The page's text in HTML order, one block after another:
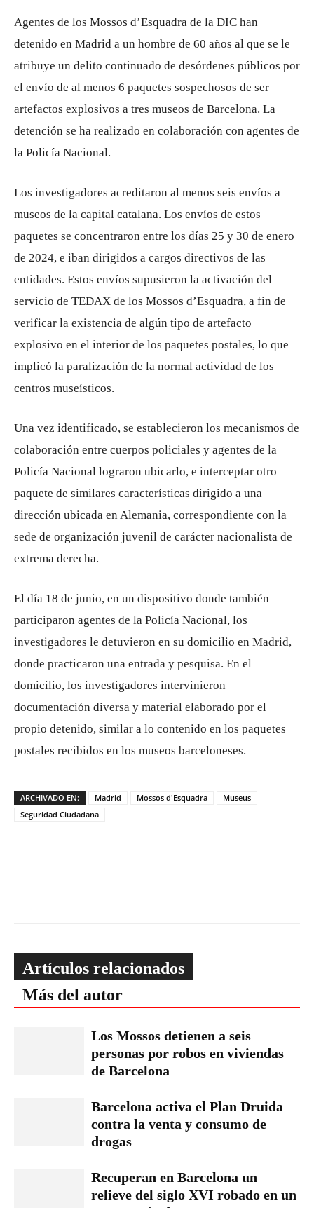
Agentes de los Mossos d’Esquadra de la DIC han
detenido en Madrid a un hombre de 60 años al que se le
atribuye un delito continuado de desórdenes públicos por
el envío de al menos 6 paquetes sospechosos de ser
artefactos explosivos a tres museos de Barcelona. La
detención se ha realizado en colaboración con agentes de
la Policía Nacional.
Los investigadores acreditaron al menos seis envíos a
museos de la capital catalana. Los envíos de estos
paquetes se concentraron entre los días 25 y 30 de enero
de 2024, e iban dirigidos a cargos directivos de las
entidades. Estos envíos supusieron la activación del
servicio de TEDAX de los Mossos d’Esquadra, a fin de
verificar la existencia de algún tipo de artefacto
explosivo en el interior de los paquetes postales, lo que
implicó la paralización de la normal actividad de los
centros museísticos.
Una vez identificado, se establecieron los mecanismos de
colaboración entre cuerpos policiales y agentes de la
Policía Nacional lograron ubicarlo, e interceptar otro
paquete de similares características dirigido a una
dirección ubicada en Alemania, correspondiente con la
sede de organización juvenil de carácter nacionalista de
extrema derecha.
El día 18 de junio, en un dispositivo donde también
participaron agentes de la Policía Nacional, los
investigadores le detuvieron en su domicilio en Madrid,
donde practicaron una entrada y pesquisa. En el
domicilio, los investigadores intervinieron
documentación diversa y material elaborado por el
propio detenido, similar a lo contenido en los paquetes
postales recibidos en los museos barceloneses.
ARCHIVADO EN: Madrid Mossos d'Esquadra
Museus
Seguridad Ciudadana
Artículos relacionados
Más del autor
Los Mossos detienen a seis
personas por robos en viviendas
de Barcelona
Barcelona activa el Plan Druida
contra la venta y consumo de
drogas
Recuperan en Barcelona un
relieve del siglo XVI robado en un